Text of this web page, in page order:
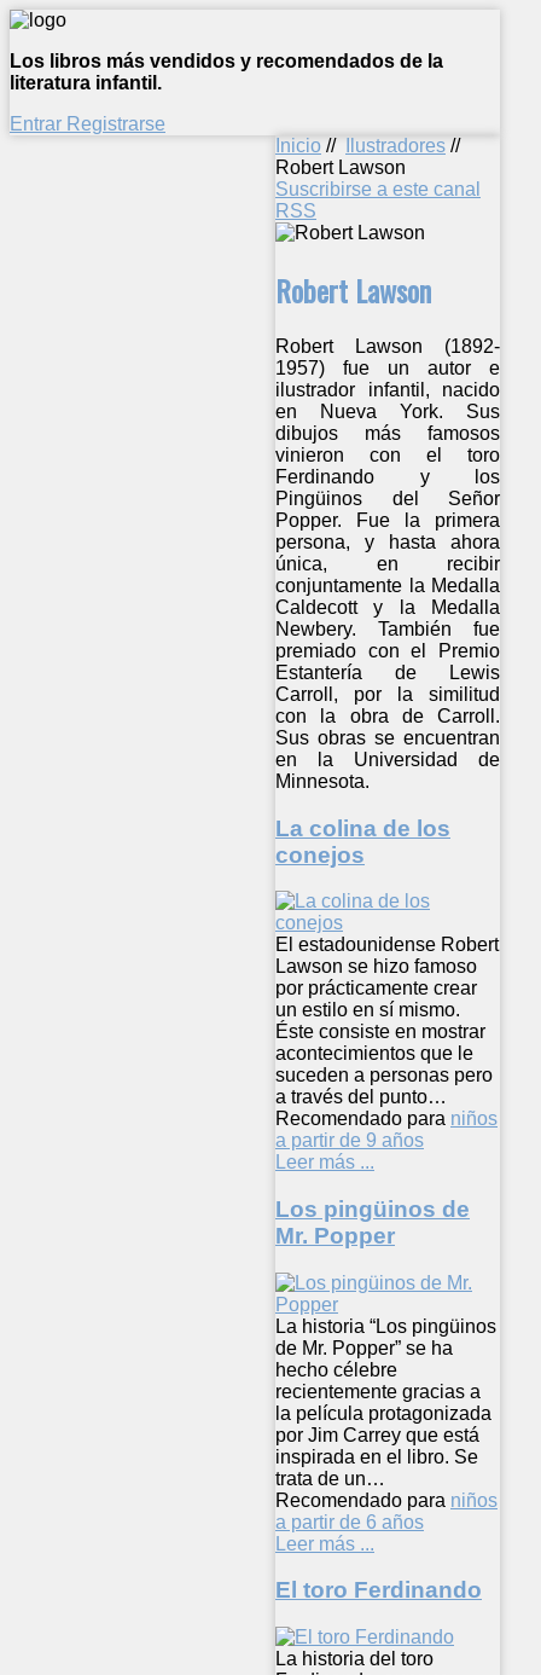
Los libros más vendidos y recomendados de la
literatura infantil.
Entrar Registrarse
Inicio // Ilustradores //
Robert Lawson
Suscribirse a este canal
RSS
Robert Lawson
Robert Lawson (1892-
1957) fue un autor e
ilustrador infantil, nacido
en Nueva York. Sus
dibujos más famosos
vinieron con el toro
Ferdinando y los
Pingüinos del Señor
Popper. Fue la primera
persona, y hasta ahora
única, en recibir
conjuntamente la Medalla
Caldecott y la Medalla
Newbery. También fue
premiado con el Premio
Estantería de Lewis
Carroll, por la similitud
con la obra de Carroll.
Sus obras se encuentran
en la Universidad de
Minnesota.
La colina de los
conejos
El estadounidense Robert
Lawson se hizo famoso
por prácticamente crear
un estilo en sí mismo.
Éste consiste en mostrar
acontecimientos que le
suceden a personas pero
a través del punto…
Recomendado para niños
a partir de 9 años
Leer más ...
Los pingüinos de
Mr. Popper
La historia “Los pingüinos
de Mr. Popper” se ha
hecho célebre
recientemente gracias a
la película protagonizada
por Jim Carrey que está
inspirada en el libro. Se
trata de un…
Recomendado para niños
a partir de 6 años
Leer más ...
El toro Ferdinando
La historia del toro